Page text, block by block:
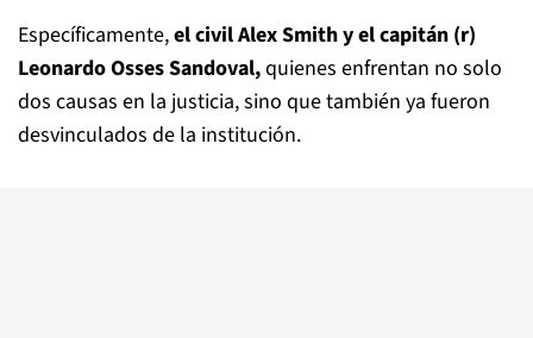
Específicamente,el civil Alex Smith y el capitán (r)
Leonardo Osses Sandoval,quienes enfrentan no solo
dos causas en la justicia, sino que también ya fueron
desvinculados de la institución.